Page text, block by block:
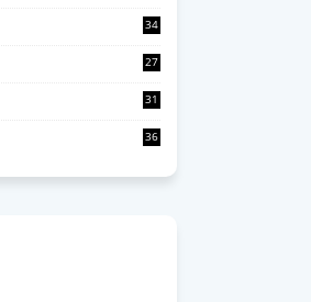
34
27
31
36